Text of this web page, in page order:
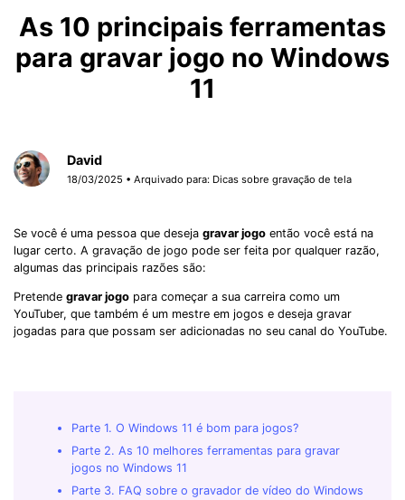
As 10 principais ferramentas
para gravar jogo no Windows
11
David
18/03/2025 • Arquivado para: Dicas sobre gravação de tela
Se você é uma pessoa que deseja gravar jogo então você está na
lugar certo. A gravação de jogo pode ser feita por qualquer razão,
algumas das principais razões são:
Pretende gravar jogo para começar a sua carreira como um
YouTuber, que também é um mestre em jogos e deseja gravar
jogadas para que possam ser adicionadas no seu canal do YouTube.
Parte 1. O Windows 11 é bom para jogos?
Parte 2. As 10 melhores ferramentas para gravar
jogos no Windows 11
Parte 3. FAQ sobre o gravador de vídeo do Windows